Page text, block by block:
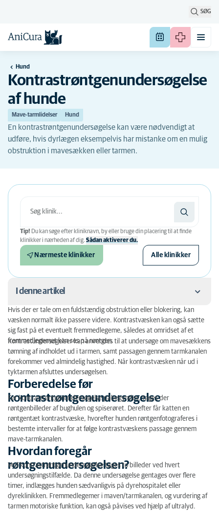
SØG
Hund
Kontrastrøntgenundersøgelse
af hunde
Mave-tarmlidelser Hund
En kontrastrøntgenundersøgelse kan være nødvendigt at
udføre, hvis dyrlægen eksempelvis har mistanke om en mulig
obstruktion i mavesækken eller tarmen.
Tip! Du kan søge efter kliniknavn, by eller bruge din placering til at finde
klinikker i nærheden af ​​dig. Sådan aktiverer du.
Nærmeste klinikker Alle klinikker
I denne artikel
Forberedelse før kontrastrøntgenundersøgelse
Hvordan foregår røntgenundersøgelsen?
Hvis der er tale om en fuldstændig obstruktion eller blokering, kan
væsken normalt ikke passere videre. Kontrastvæsken kan også sætte
sig fast på et eventuelt fremmedlegeme, således at omridset af et
fremmedlegemet kan ses på røntgen.
Kontrastundersøgelser kan anvendes til at undersøge om mavesækkens
tømning af indholdet ud i tarmen, samt passagen gennem tarmkanalen
forekommer ved almindelig hastighed. Når kontrastvæsken når ud i
tyktarmen afsluttes undersøgelsen.
Forberedelse før
kontrastrøntgenundersøgelse
Før kontrastrøntgenundersøgelse påbegyndes, tages der
røntgenbilleder af bughulen og spiserøret. Derefter får katten en
røntgentæt kontrastvæske, hvorefter hunden røntgenfotograferes i
bestemte intervaller for at følge kontrastvæskens passage gennem
mave-tarmkanalen.
Hvordan foregår
røntgenundersøgelsen?
Ved kontrastrøntgenundersøgelse tages to billeder ved hvert
undersøgningstilfælde. Da denne undersøgelse gentages over flere
timer, indlægges hunden sædvanligvis på dyrehospitalet eller
dyreklinikken. Fremmedlegemer i maven/tarmkanalen, og vurdering af ​​
tarmen motoriske funktion, kan også påvises ved hjælp af ultralyd.